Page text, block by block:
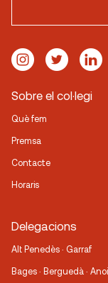
Sobre el col·legi
Què fem
Premsa
Contacte
Horaris
Delegacions
Alt Penedès · Garraf
Bages · Berguedà ·